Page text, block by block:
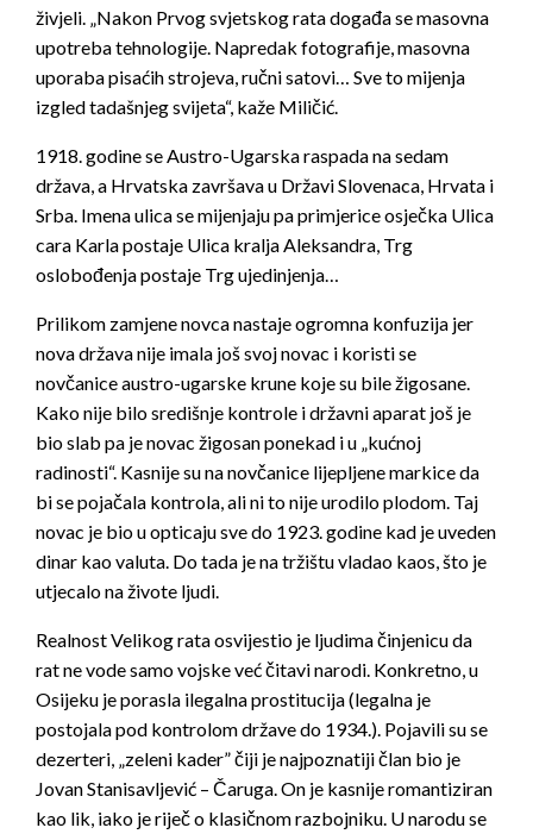
živjeli. „Nakon Prvog svjetskog rata događa se masovna
upotreba tehnologije. Napredak fotografije, masovna
uporaba pisaćih strojeva, ručni satovi… Sve to mijenja
izgled tadašnjeg svijeta“, kaže Miličić.
1918. godine se Austro-Ugarska raspada na sedam
država, a Hrvatska završava u Državi Slovenaca, Hrvata i
Srba. Imena ulica se mijenjaju pa primjerice osječka Ulica
cara Karla postaje Ulica kralja Aleksandra, Trg
oslobođenja postaje Trg ujedinjenja…
Prilikom zamjene novca nastaje ogromna konfuzija jer
nova država nije imala još svoj novac i koristi se
novčanice austro-ugarske krune koje su bile žigosane.
Kako nije bilo središnje kontrole i državni aparat još je
bio slab pa je novac žigosan ponekad i u „kućnoj
radinosti“. Kasnije su na novčanice lijepljene markice da
bi se pojačala kontrola, ali ni to nije urodilo plodom. Taj
novac je bio u opticaju sve do 1923. godine kad je uveden
dinar kao valuta. Do tada je na tržištu vladao kaos, što je
utjecalo na živote ljudi.
Realnost Velikog rata osvijestio je ljudima činjenicu da
rat ne vode samo vojske već čitavi narodi. Konkretno, u
Osijeku je porasla ilegalna prostitucija (legalna je
postojala pod kontrolom države do 1934.). Pojavili su se
dezerteri, „zeleni kader” čiji je najpoznatiji član bio je
Jovan Stanisavljević – Čaruga. On je kasnije romantiziran
kao lik, iako je riječ o klasičnom razbojniku. U narodu se